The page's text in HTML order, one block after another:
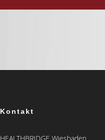
Kontakt